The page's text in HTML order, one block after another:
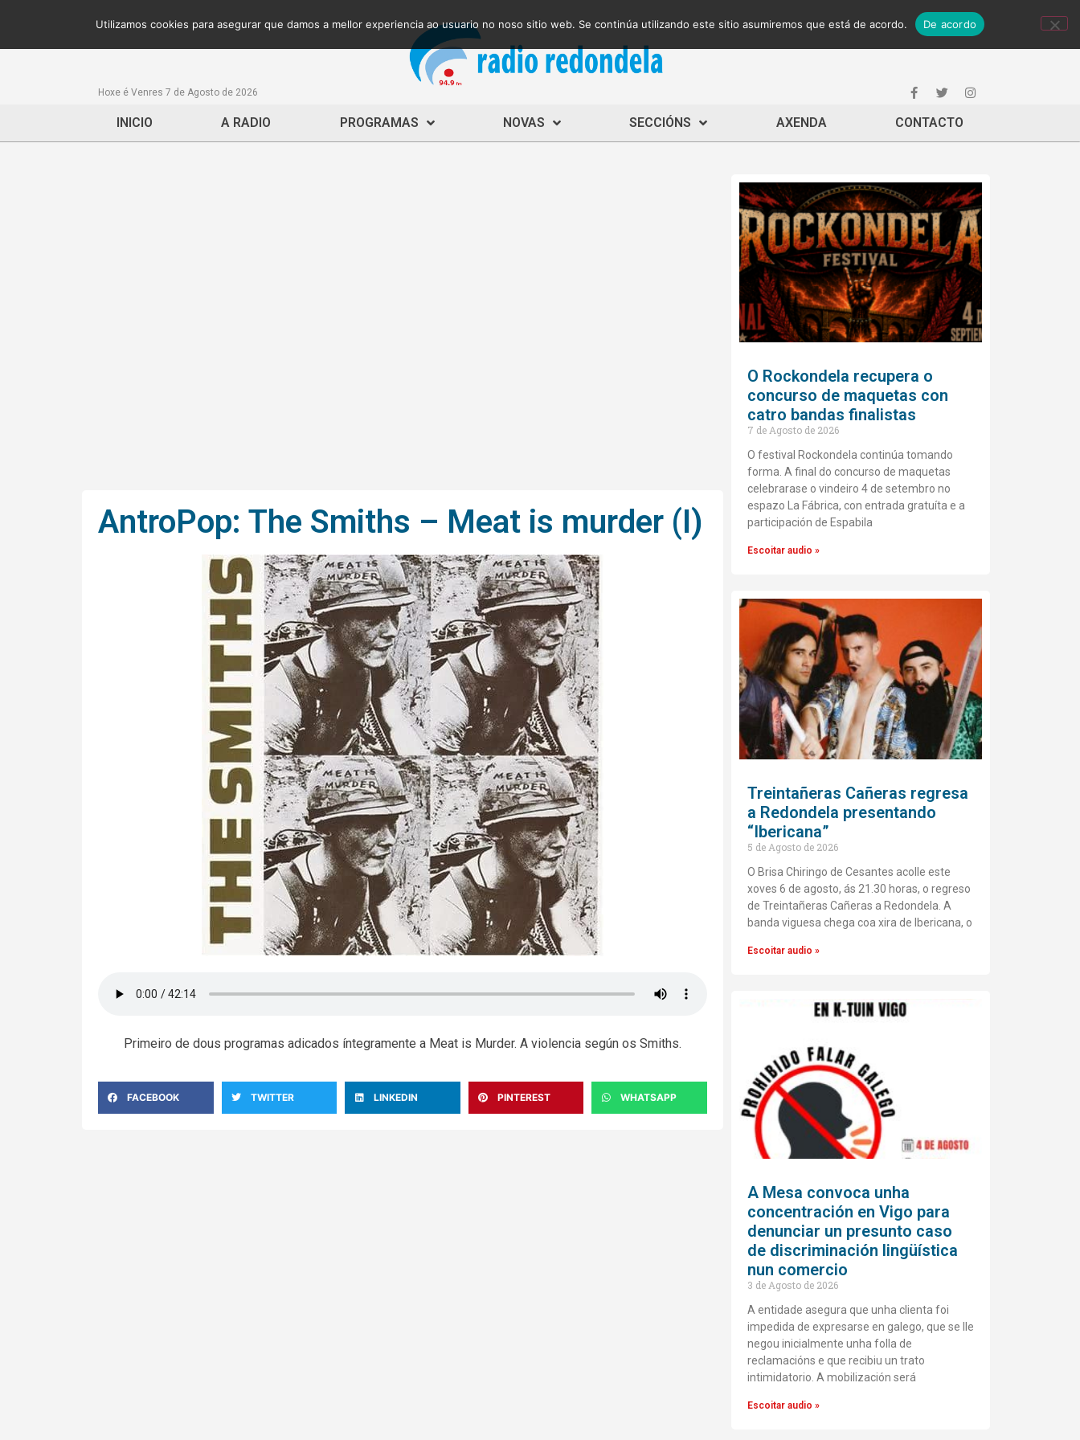
Hoxe é Venres 7 de Agosto de 2026
INICIO A RADIO PROGRAMAS NOVAS SECCIÓNS AXENDA CONTACTO
AntroPop: The Smiths – Meat is murder (I)
Primeiro de dous programas adicados íntegramente a Meat is Murder. A violencia según os Smiths.
FACEBOOK TWITTER LINKEDIN PINTEREST WHATSAPP
O Rockondela recupera o
concurso de maquetas con
catro bandas finalistas
7 de Agosto de 2026
O festival Rockondela continúa tomando
forma. A final do concurso de maquetas
celebrarase o vindeiro 4 de setembro no
espazo La Fábrica, con entrada gratuíta e a
participación de Espabila
Escoitar audio »
Treintañeras Cañeras regresa
a Redondela presentando
“Ibericana”
5 de Agosto de 2026
O Brisa Chiringo de Cesantes acolle este
xoves 6 de agosto, ás 21.30 horas, o regreso
de Treintañeras Cañeras a Redondela. A
banda viguesa chega coa xira de Ibericana, o
Escoitar audio »
A Mesa convoca unha
concentración en Vigo para
denunciar un presunto caso
de discriminación lingüística
nun comercio
3 de Agosto de 2026
A entidade asegura que unha clienta foi
impedida de expresarse en galego, que se lle
negou inicialmente unha folla de
reclamacións e que recibiu un trato
intimidatorio. A mobilización será
Escoitar audio »
Utilizamos cookies para asegurar que damos a mellor experiencia ao usuario no noso sitio web. Se continúa utilizando este sitio asumiremos que está de acordo. De acordo